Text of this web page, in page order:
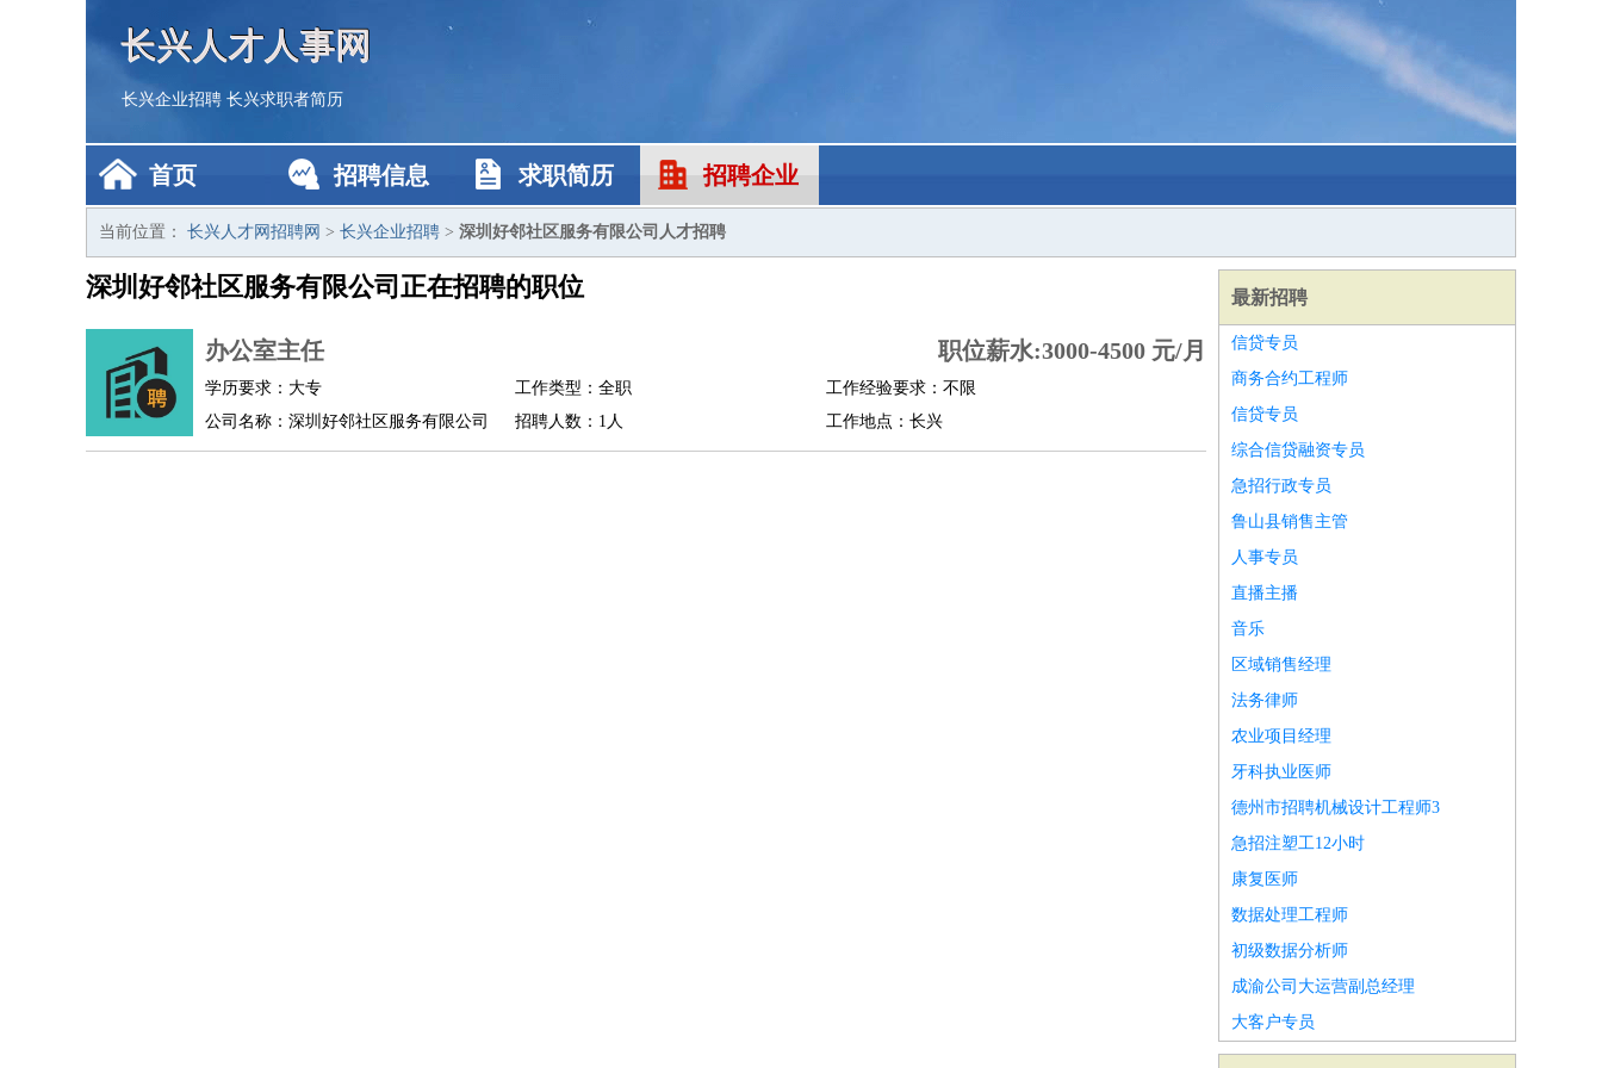
长兴人才人事网
长兴企业招聘 长兴求职者简历
首页 招聘信息 求职简历 招聘企业
当前位置： 长兴人才网招聘网 > 长兴企业招聘 > 深圳好邻社区服务有限公司人才招聘
深圳好邻社区服务有限公司正在招聘的职位
办公室主任 职位薪水:3000-4500 元/月
学历要求：大专 工作类型：全职
工作经验要求：不限
公司名称：深圳好邻社区服务有限公司
招聘人数：1人 工作地点：长兴
最新招聘
信贷专员
商务合约工程师
信贷专员
综合信贷融资专员
急招行政专员
鲁山县销售主管
人事专员
直播主播
音乐
区域销售经理
法务律师
农业项目经理
牙科执业医师
德州市招聘机械设计工程师3
急招注塑工12小时
康复医师
数据处理工程师
初级数据分析师
成渝公司大运营副总经理
大客户专员